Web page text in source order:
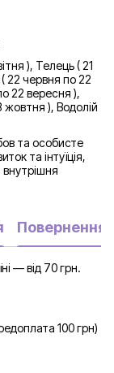
), Телець ( 21
22 червня по 22
22 вересня ),
жовтня ), Водолій
та особисте
та інтуїція,
Повернення
— від 70 грн.
100 грн)